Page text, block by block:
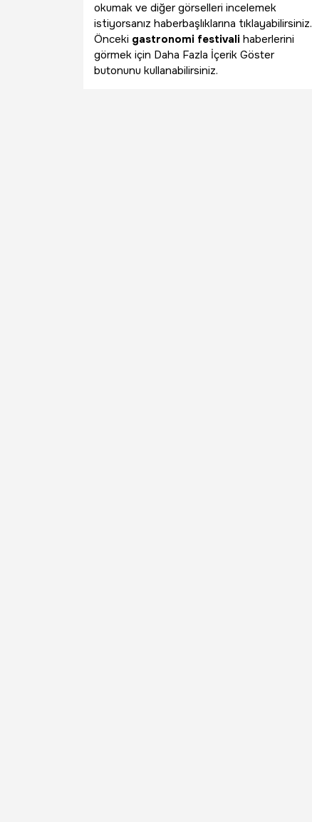
okumak ve diğer görselleri incelemek
istiyorsanız haberbaşlıklarına tıklayabilirsiniz.
Önceki gastronomi festivali haberlerini
görmek için Daha Fazla İçerik Göster
butonunu kullanabilirsiniz.